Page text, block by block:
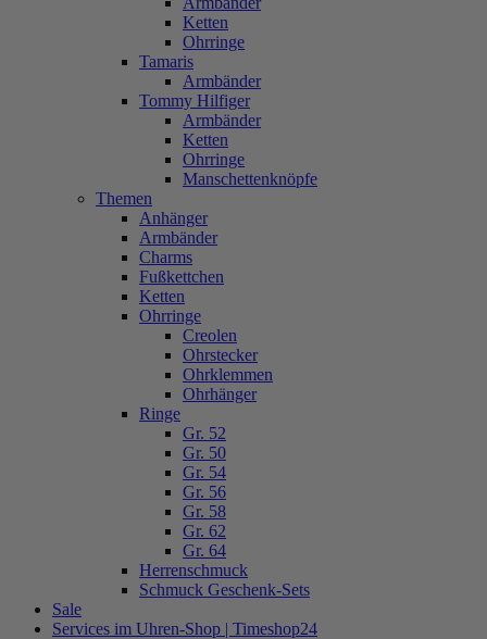
Ketten
Ohrringe
Tamaris
Armbänder
Tommy Hilfiger
Armbänder
Ketten
Ohrringe
Manschettenknöpfe
Themen
Anhänger
Armbänder
Charms
Fußkettchen
Ketten
Ohrringe
Creolen
Ohrstecker
Ohrklemmen
Ohrhänger
Ringe
Gr. 52
Gr. 50
Gr. 54
Gr. 56
Gr. 58
Gr. 62
Gr. 64
Herrenschmuck
Schmuck Geschenk-Sets
Sale
Services im Uhren-Shop | Timeshop24